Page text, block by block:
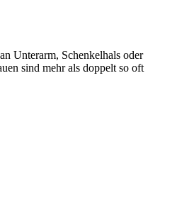
Unterarm, Schenkelhals oder
sind mehr als doppelt so oft